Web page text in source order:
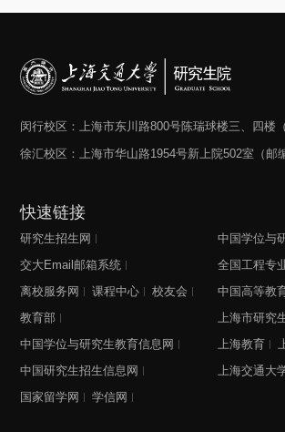
闵行校区：上海市东川路800号陈瑞球楼三、四楼
徐汇校区：上海市华山路1954号新上院502室（邮
快速链接
研究生招生网
交大Email邮箱系统
离校服务网
课程中心
校友会
教育部
中国学位与研究生教育信息网
中国研究生招生信息网
国家留学网
学信网
中国学位与
全国工程专
中国高等教
上海市研究
上海教育
上海交通大